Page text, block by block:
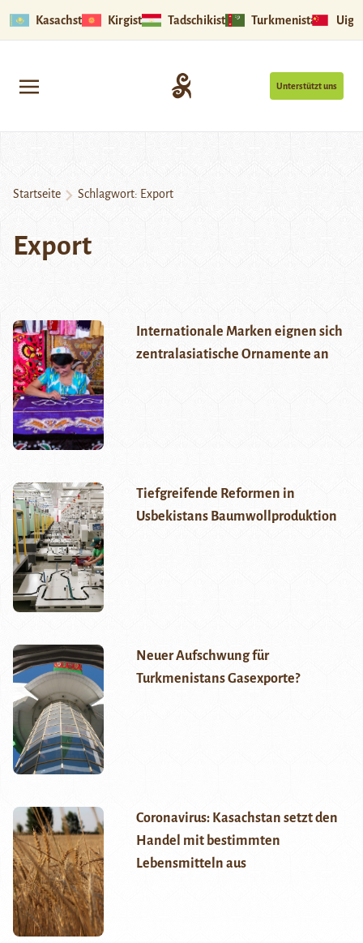
Kasachstan Kirgistan Tadschikistan Turkmenistan
Unterstützt uns
Startseite Schlagwort: Export
Export
Internationale Marken eignen sich
zentralasiatische Ornamente an
Tiefgreifende Reformen in
Usbekistans Baumwollproduktion
Neuer Aufschwung für
Turkmenistans Gasexporte?
Coronavirus: Kasachstan setzt den
Handel mit bestimmten
Lebensmitteln aus